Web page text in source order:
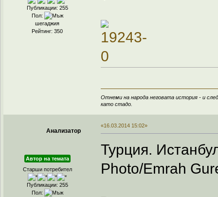
Публикации: 255
Пол:
шегаджия
Рейтинг: 350
Отнеми на народа неговата история - и
като стадо.
Анализатор
Автор на темата
Старши потребител
Публикации: 255
Пол:
«16.03.2014 15:02»
Турция.
Photo/Emrah